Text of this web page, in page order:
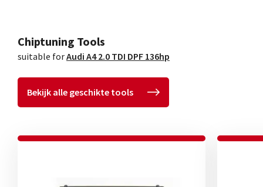
Chiptuning Tools
suitable forAudi A4 2.0 TDI DPF 136hp
Bekijk alle geschikte tools